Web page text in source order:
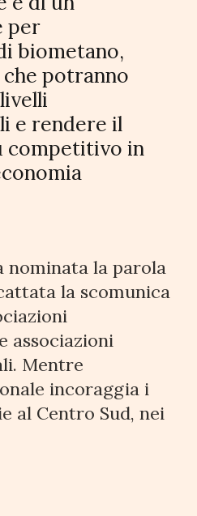
per
biometano,
potranno
e rendere il
in
nominata la parola
la scomunica
associazioni
Mentre
incoraggia i
al Centro Sud, nei